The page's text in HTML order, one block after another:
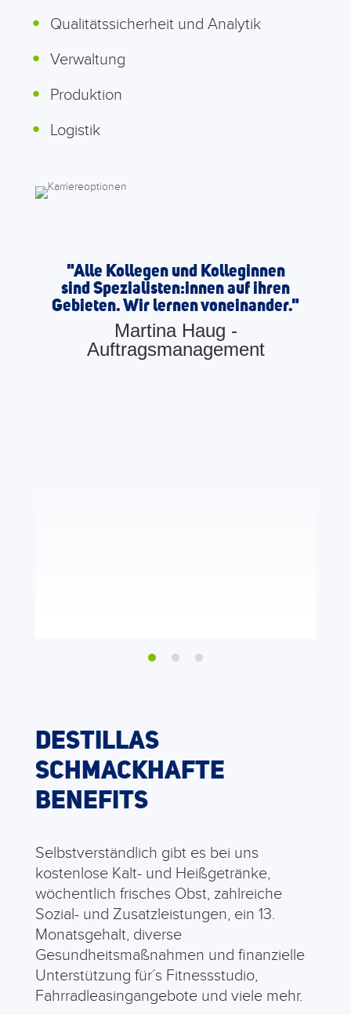
Qualitätssicherheit und Analytik
Verwaltung
Produktion
Logistik
"Alle Kollegen und Kolleginnen
sind Spezialisten:innen auf ihren
Gebieten. Wir lernen voneinander."
Martina Haug -
Auftragsmanagement
DESTILLAS
SCHMACKHAFTE
BENEFITS
Selbstverständlich gibt es bei uns
kostenlose Kalt- und Heißgetränke,
wöchentlich frisches Obst, zahlreiche
Sozial- und Zusatzleistungen, ein 13.
Monatsgehalt, diverse
Gesundheitsmaßnahmen und finanzielle
Unterstützung für´s Fitnessstudio,
Fahrradleasingangebote und viele mehr.